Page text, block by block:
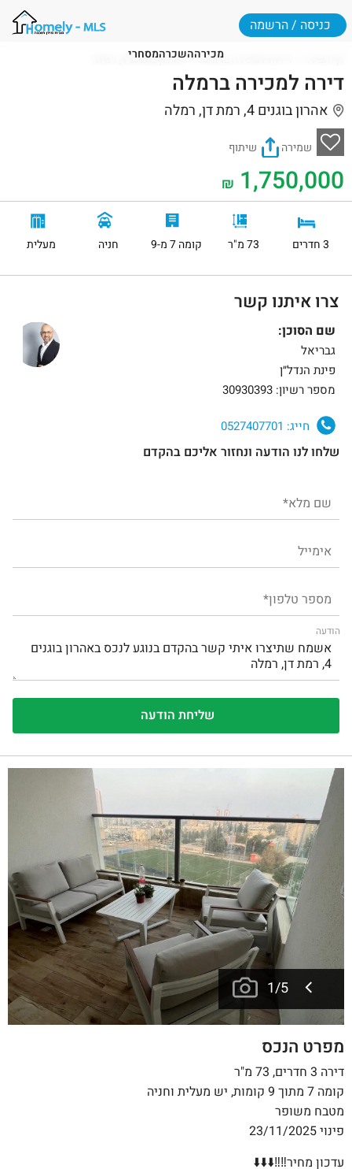
מכירההשכרהמסחרי
כניסה / הרשמה
דירות למכירה ברמלה אהרון בוגנים 4, רמלה
דירה למכירה ברמלה
אהרון בוגנים 4, רמת דן, רמלה
שמירה שיתוף
1,750,000
₪
3 חדרים 73 מ"ר קומה 7 מ-9 חניה מעלית
צרו איתנו קשר
שם הסוכן:
גבריאל
פינת הנדל״ן
מספר רשיון: 30930393
חייג:
שלחו לנו הודעה ונחזור אליכם בהקדם
הודעה
1/5
מפרט הנכס
דירה 3 חדרים, 73 מ"ר
קומה 7 מתוך 9 קומות, יש מעלית וחניה
מטבח משופר
פינוי 23/11/2025
עדכון מחיר‼️‼️⬇️⬇️⬇️